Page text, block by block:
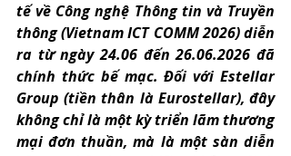
tế về Công nghệ Thông tin và Truyền
thông (Vietnam ICT COMM 2026) diễn
ra từ ngày 24.06 đến 26.06.2026 đã
chính thức bế mạc. Đối với Estellar
Group (tiền thân là Eurostellar), đây
không chỉ là một kỳ triển lãm thương
mại đơn thuần, mà là một sàn diễn